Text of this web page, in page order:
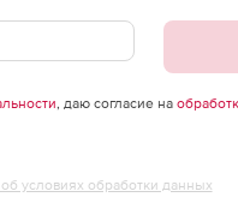
, даю согласие на
условиях обработки данных